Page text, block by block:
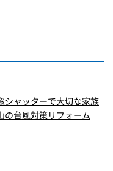
シャッターで大切な家族
の台風対策リフォーム